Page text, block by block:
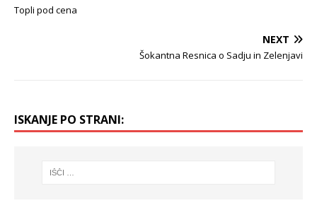
Topli pod cena
NEXT
Šokantna Resnica o Sadju in Zelenjavi
ISKANJE PO STRANI: